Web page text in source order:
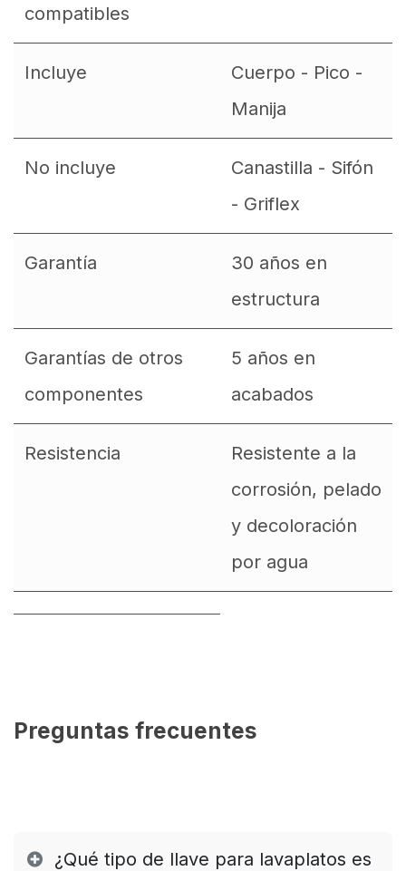
compatibles
Incluye
Cuerpo - Pico -
Manija
No incluye
Canastilla - Sifón
- Griflex
Garantía
30 años en
estructura
Garantías de otros
componentes
5 años en
acabados
Resistencia
Resistente a la
corrosión, pelado
y decoloración
por agua
Preguntas frecuentes
¿Qué tipo de llave para lavaplatos es